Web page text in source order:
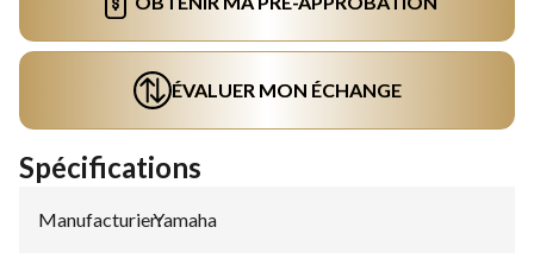
ÉVALUER MON ÉCHANGE
Spécifications
Manufacturier:
Yamaha